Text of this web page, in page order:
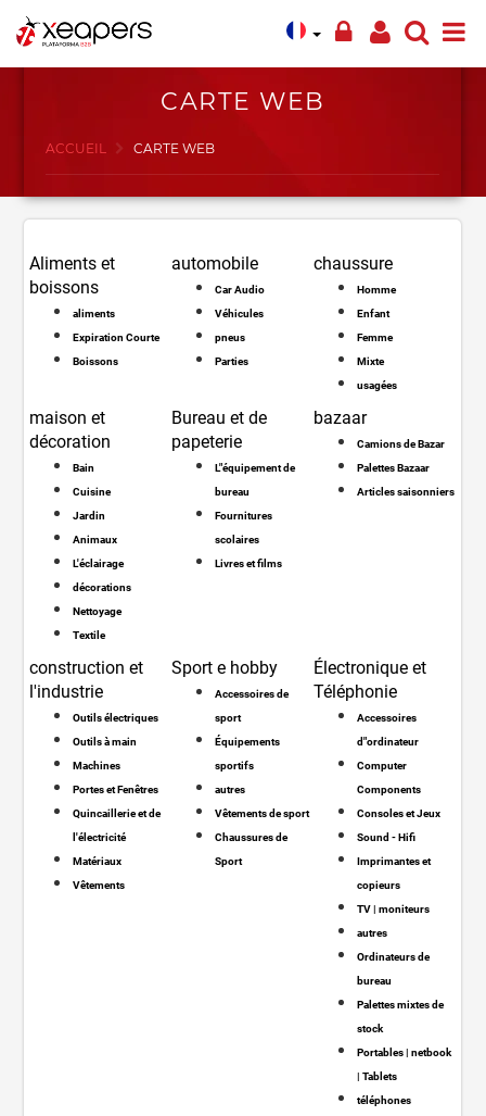
CARTE WEB
ACCUEIL CARTE WEB
Aliments et
boissons
aliments
Expiration Courte
Boissons
automobile
Car Audio
Véhicules
pneus
Parties
chaussure
Homme
Enfant
Femme
Mixte
usagées
maison et
décoration
Bain
Cuisine
Jardin
Animaux
L'éclairage
décorations
Nettoyage
Textile
Bureau et de
papeterie
L"équipement de
bureau
Fournitures
scolaires
Livres et films
bazaar
Camions de Bazar
Palettes Bazaar
Articles saisonniers
construction et
l'industrie
Outils électriques
Outils à main
Machines
Portes et Fenêtres
Quincaillerie et de
l'électricité
Matériaux
Vêtements
Sport e hobby
Accessoires de
sport
Équipements
sportifs
autres
Vêtements de sport
Chaussures de
Sport
Électronique et
Téléphonie
Accessoires
d"ordinateur
Computer
Components
Consoles et Jeux
Sound - Hifi
Imprimantes et
copieurs
TV | moniteurs
autres
Ordinateurs de
bureau
Palettes mixtes de
stock
Portables | netbook
| Tablets
téléphones